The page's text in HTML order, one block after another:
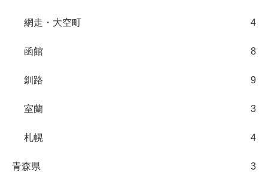
網走・大空町 4
函館 8
釧路 9
室蘭 3
札幌 4
青森県 3